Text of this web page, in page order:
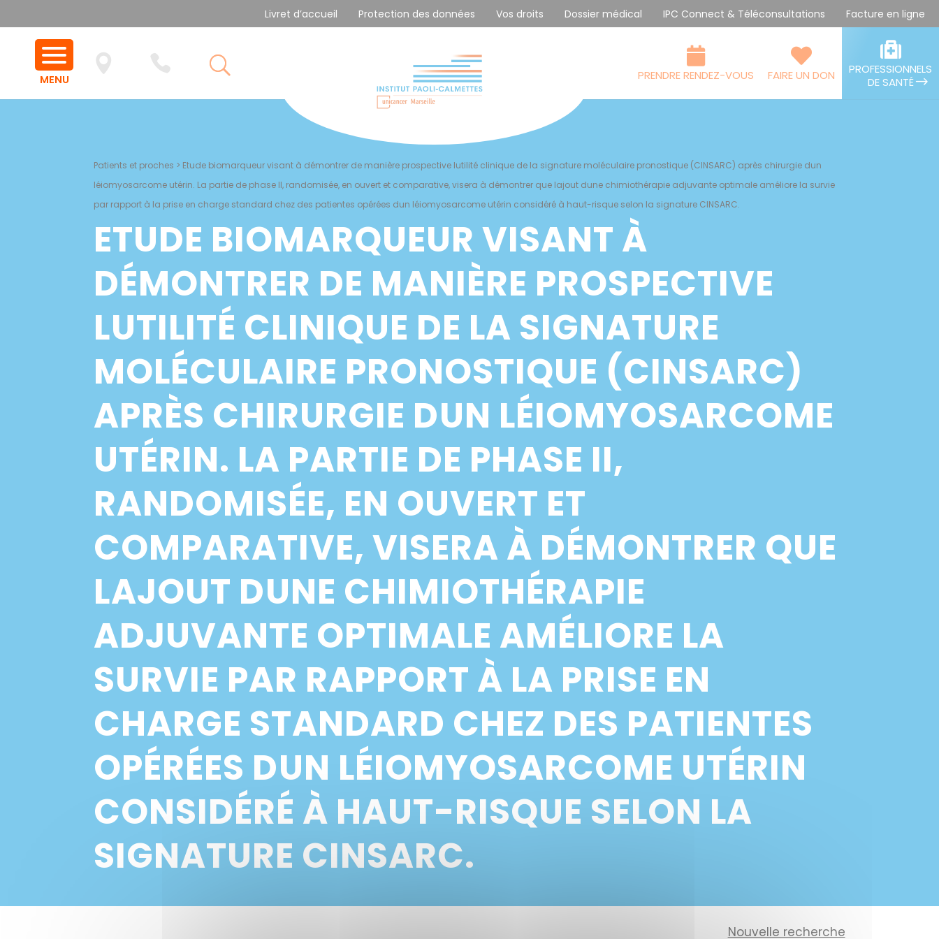
Livret d’accueil Protection des données Vos droits Dossier médical IPC Connect & Téléconsultations Facture en ligne
PROFESSIONNELS
DE SANTÉ
FAIRE UN DON
PRENDRE RENDEZ-VOUS
Patients et proches > Etude biomarqueur visant à démontrer de manière prospective lutilité clinique de la signature moléculaire pronostique (CINSARC) après chirurgie dun
léiomyosarcome utérin. La partie de phase II, randomisée, en ouvert et comparative, visera à démontrer que lajout dune chimiothérapie adjuvante optimale améliore la survie
par rapport à la prise en charge standard chez des patientes opérées dun léiomyosarcome utérin considéré à haut-risque selon la signature CINSARC.
ETUDE BIOMARQUEUR VISANT À
DÉMONTRER DE MANIÈRE PROSPECTIVE
LUTILITÉ CLINIQUE DE LA SIGNATURE
MOLÉCULAIRE PRONOSTIQUE (CINSARC)
APRÈS CHIRURGIE DUN LÉIOMYOSARCOME
UTÉRIN. LA PARTIE DE PHASE II,
RANDOMISÉE, EN OUVERT ET
COMPARATIVE, VISERA À DÉMONTRER QUE
LAJOUT DUNE CHIMIOTHÉRAPIE
ADJUVANTE OPTIMALE AMÉLIORE LA
SURVIE PAR RAPPORT À LA PRISE EN
CHARGE STANDARD CHEZ DES PATIENTES
OPÉRÉES DUN LÉIOMYOSARCOME UTÉRIN
CONSIDÉRÉ À HAUT-RISQUE SELON LA
SIGNATURE CINSARC.
Nouvelle recherche